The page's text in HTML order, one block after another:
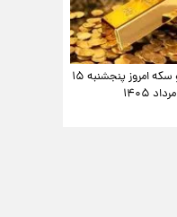
قیمت طلا و سکه امروز پنجشنبه ۱۵
مرداد ۱۴۰۵